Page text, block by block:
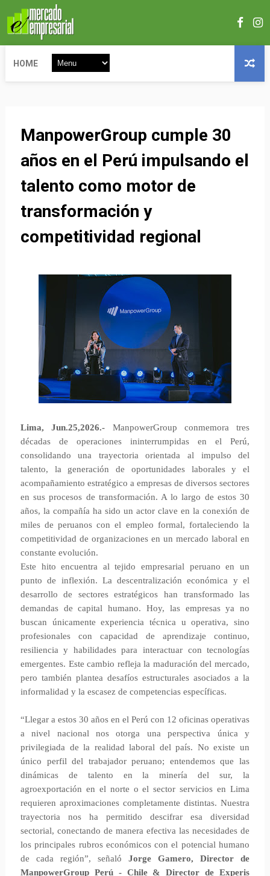
HOME
ManpowerGroup cumple 30
años en el Perú impulsando el
talento como motor de
transformación y
competitividad regional
Lima, Jun.25,2026.- ManpowerGroup conmemora tres
décadas de operaciones ininterrumpidas en el Perú,
consolidando una trayectoria orientada al impulso del
talento, la generación de oportunidades laborales y el
acompañamiento estratégico a empresas de diversos sectores
en sus procesos de transformación. A lo largo de estos 30
años, la compañía ha sido un actor clave en la conexión de
miles de peruanos con el empleo formal, fortaleciendo la
competitividad de organizaciones en un mercado laboral en
constante evolución.
Este hito encuentra al tejido empresarial peruano en un
punto de inflexión. La descentralización económica y el
desarrollo de sectores estratégicos han transformado las
demandas de capital humano. Hoy, las empresas ya no
buscan únicamente experiencia técnica u operativa, sino
profesionales con capacidad de aprendizaje continuo,
resiliencia y habilidades para interactuar con tecnologías
emergentes. Este cambio refleja la maduración del mercado,
pero también plantea desafíos estructurales asociados a la
informalidad y la escasez de competencias específicas.
“Llegar a estos 30 años en el Perú con 12 oficinas operativas
a nivel nacional nos otorga una perspectiva única y
privilegiada de la realidad laboral del país. No existe un
único perfil del trabajador peruano; entendemos que las
dinámicas de talento en la minería del sur, la
agroexportación en el norte o el sector servicios en Lima
requieren aproximaciones completamente distintas. Nuestra
trayectoria nos ha permitido descifrar esa diversidad
sectorial, conectando de manera efectiva las necesidades de
los principales rubros económicos con el potencial humano
de cada región”, señaló Jorge Gamero, Director de
ManpowerGroup Perú - Chile & Director de Experis